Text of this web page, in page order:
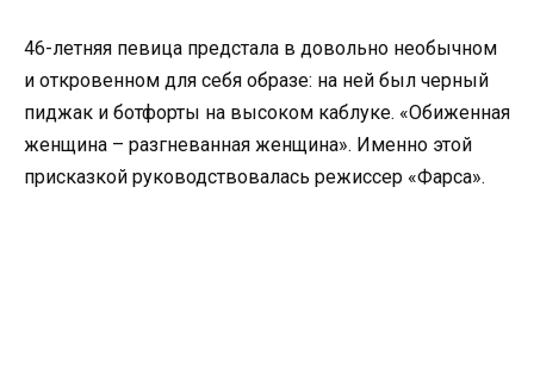
46-летняя певица предстала в довольно необычном
и откровенном для себя образе: на ней был черный
пиджак и ботфорты на высоком каблуке. «Обиженная
женщина – разгневанная женщина». Именно этой
присказкой руководствовалась режиссер «Фарса».